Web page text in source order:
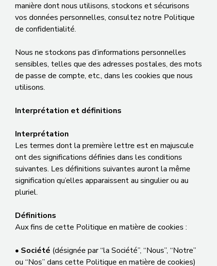
manière dont nous utilisons, stockons et sécurisons
vos données personnelles, consultez notre Politique
de confidentialité.
Nous ne stockons pas d’informations personnelles
sensibles, telles que des adresses postales, des mots
de passe de compte, etc., dans les cookies que nous
utilisons.
Interprétation et définitions
Interprétation
Les termes dont la première lettre est en majuscule
ont des significations définies dans les conditions
suivantes. Les définitions suivantes auront la même
signification qu’elles apparaissent au singulier ou au
pluriel.
Définitions
Aux fins de cette Politique en matière de cookies :
• Société (désignée par “la Société”, “Nous”, “Notre”
ou “Nos” dans cette Politique en matière de cookies)